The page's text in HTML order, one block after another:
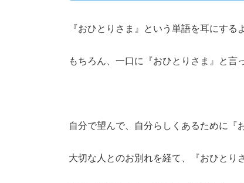
『おひとりさま』という単語を耳にする
もちろん、一口に『おひとりさま』と言
自分で望んで、自分らしくあるために『
大切な人とのお別れを経て、『おひとり